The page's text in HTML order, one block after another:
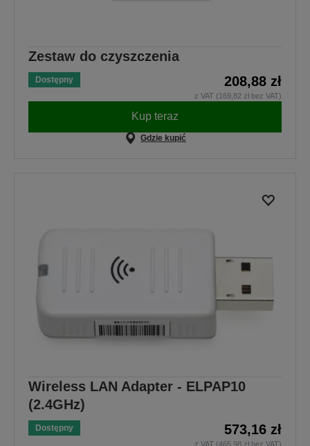
Zestaw do czyszczenia
Dostępny 208,88 zł
z VAT (169,82 zł bez VAT)
Kup teraz
Gdzie kupić
Wireless LAN Adapter - ELPAP10
(2.4GHz)
Dostępny 573,16 zł
z VAT (465,98 zł bez VAT)